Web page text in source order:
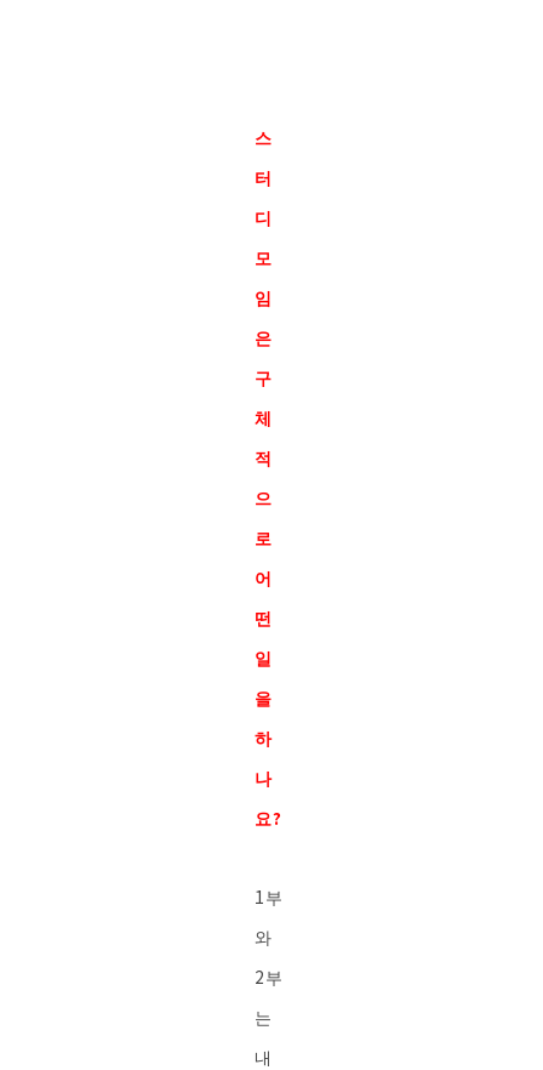
스
터
디
모
임
은
구
체
적
으
로
어
떤
일
을
하
나
요?
1부
와
2부
는
내